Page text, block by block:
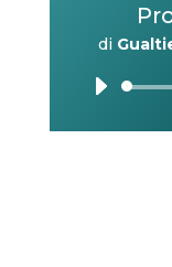
di